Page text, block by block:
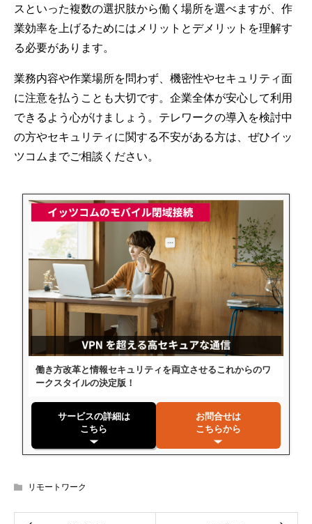
スといった複数の選択肢から働く場所を選べますが、作
業効率を上げるためにはメリットとデメリットを理解す
る必要があります。
業務内容や作業場所を問わず、機密性やセキュリティ面
に注意を払うことも大切です。企業全体が安心して利用
できるよう心がけましょう。テレワークの導入を検討中
の方やセキュリティに関する不安がある方は、ぜひイッ
ツコムまでご相談ください。
働き方改革と情報セキュリティを両立させるこれからのワ
ークスタイルの決定版！
サービスの詳細は
こちら
お問合せは
こちらから
リモートワーク